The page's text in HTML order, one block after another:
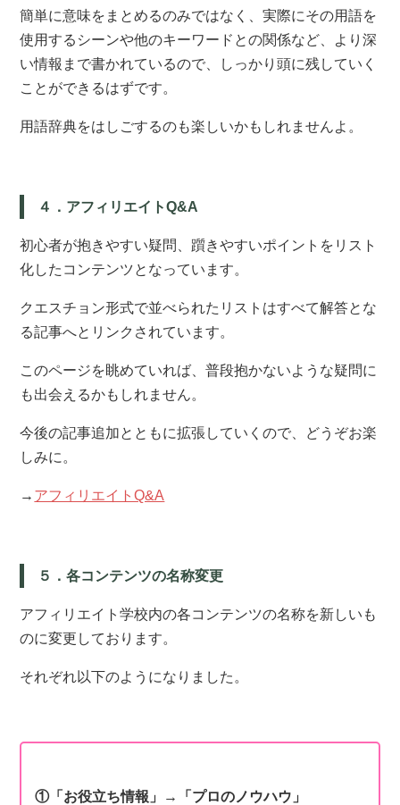
簡単に意味をまとめるのみではなく、実際にその用語を
使用するシーンや他のキーワードとの関係など、より深
い情報まで書かれているので、しっかり頭に残していく
ことができるはずです。
用語辞典をはしごするのも楽しいかもしれませんよ。
４．アフィリエイトQ&A
初心者が抱きやすい疑問、躓きやすいポイントをリスト
化したコンテンツとなっています。
クエスチョン形式で並べられたリストはすべて解答とな
る記事へとリンクされています。
このページを眺めていれば、普段抱かないような疑問に
も出会えるかもしれません。
今後の記事追加とともに拡張していくので、どうぞお楽
しみに。
→ アフィリエイトQ&A
５．各コンテンツの名称変更
アフィリエイト学校内の各コンテンツの名称を新しいも
のに変更しております。
それぞれ以下のようになりました。
①「お役立ち情報」 →「プロのノウハウ」